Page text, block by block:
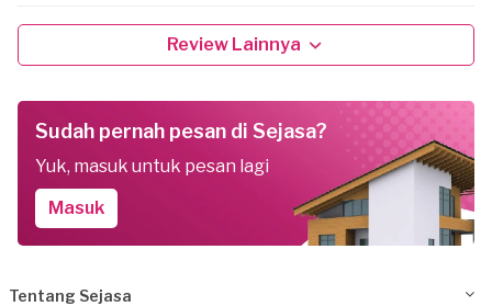
Review Lainnya
Sudah pernah pesan di Sejasa?
Yuk, masuk untuk pesan lagi
Masuk
Tentang Sejasa